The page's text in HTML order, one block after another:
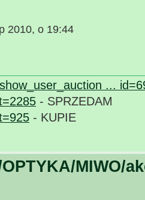
2010, o 19:44
...
- SPRZEDAM
- KUPIE
MIWO/